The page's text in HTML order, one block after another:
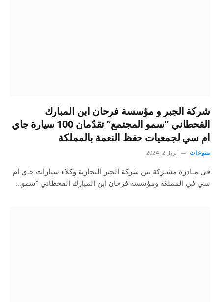
شركة الجبر و مؤسسة فرحان ابن المبارك
القحطاني “سمو المجتمع” تقدّمان 100 سيارة جاي
ام سي لجمعيات حفظ النعمة بالمملكة
منوعات أبريل 2, 2024
في مبادرة مشتركة بين شركة الجبر التجارية وكلاء سيارات جاي ام
سي في المملكة ومؤسسة فرحان ابن المبارك القحطاني “سمو…